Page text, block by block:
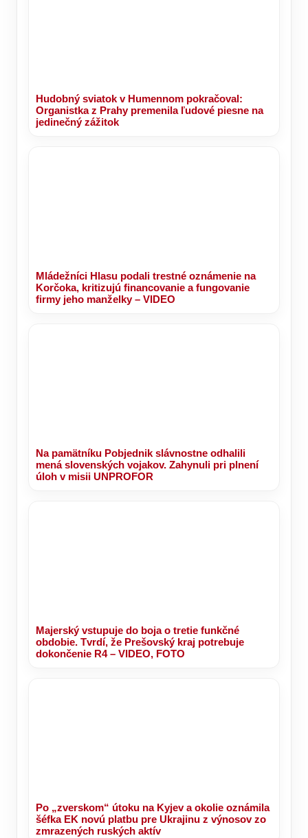
Hudobný sviatok v Humennom pokračoval:
Organistka z Prahy premenila ľudové piesne na
jedinečný zážitok
Mládežníci Hlasu podali trestné oznámenie na
Korčoka, kritizujú financovanie a fungovanie
firmy jeho manželky – VIDEO
Na pamätníku Pobjednik slávnostne odhalili
mená slovenských vojakov. Zahynuli pri plnení
úloh v misii UNPROFOR
Majerský vstupuje do boja o tretie funkčné
obdobie. Tvrdí, že Prešovský kraj potrebuje
dokončenie R4 – VIDEO, FOTO
Po „zverskom“ útoku na Kyjev a okolie oznámila
šéfka EK novú platbu pre Ukrajinu z výnosov zo
zmrazených ruských aktív